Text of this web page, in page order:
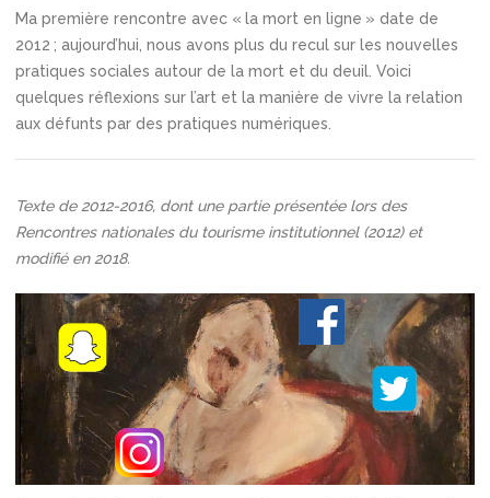
Ma première rencontre avec « la mort en ligne » date de
2012 ; aujourd’hui, nous avons plus du recul sur les nouvelles
pratiques sociales autour de la mort et du deuil. Voici
quelques réflexions sur l’art et la manière de vivre la relation
aux défunts par des pratiques numériques.
Texte de 2012-2016, dont une partie présentée lors des
Rencontres nationales du tourisme institutionnel (2012) et
modifié en 2018.